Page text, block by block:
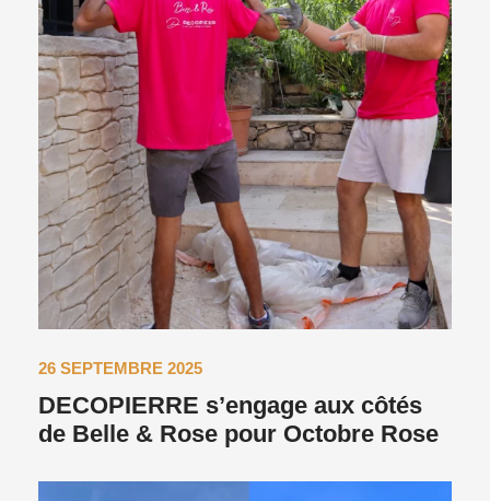
26 SEPTEMBRE 2025
DECOPIERRE s’engage aux côtés
de Belle & Rose pour Octobre Rose